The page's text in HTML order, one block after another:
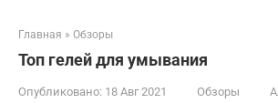
Главная » Обзоры
Топ гелей для умывания
Опубликовано: 18 Авг 2021 Обзоры